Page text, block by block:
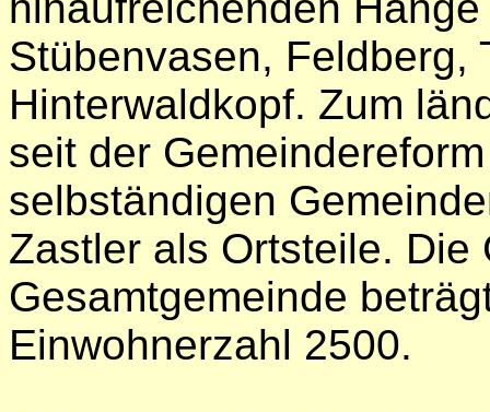
Stübenvasen, Feldberg,
Hinterwaldkopf. Zum
seit der
selbständigen
Zastler als Ortsteile. Die
Gesamtgemeinde
Einwohnerzahl 2500.